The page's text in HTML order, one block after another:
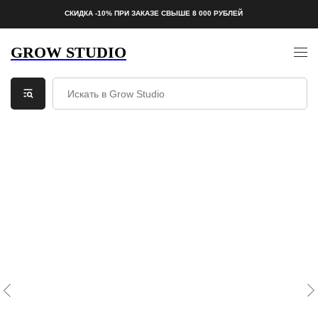
СКИДКА -10% ПРИ ЗАКАЗЕ СВЫШЕ 8 000 РУБЛЕЙ
GROW STUDIO